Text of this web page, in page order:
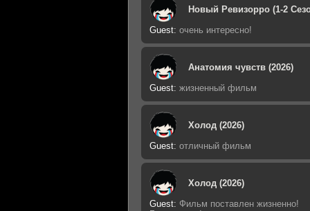
Новый Ревизорро (1-2
Guest: очень интересно!
Анатомия чувств (2026)
Guest: жизненный фильм
Холод (2026)
Guest: отличный фильм
Холод (2026)
Guest: Фильм поставлен жизненно!